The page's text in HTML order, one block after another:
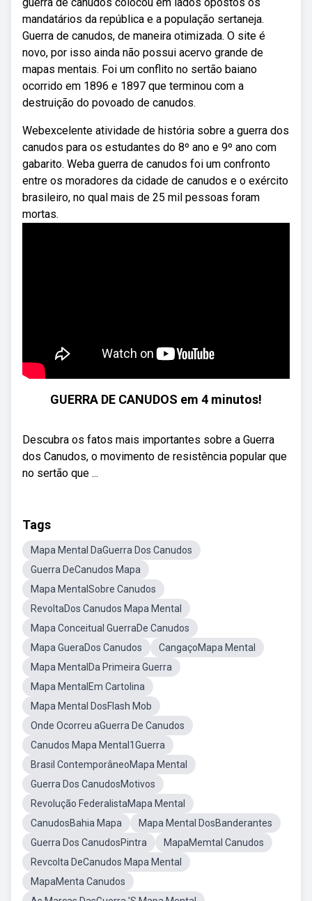
mandatários da república e a população sertaneja.
Guerra de canudos, de maneira otimizada. O site é
novo, por isso ainda não possui acervo grande de
mapas mentais. Foi um conflito no sertão baiano
ocorrido em 1896 e 1897 que terminou com a
destruição do povoado de canudos.
Webexcelente atividade de história sobre a guerra dos
canudos para os estudantes do 8º ano e 9º ano com
gabarito. Weba guerra de canudos foi um confronto
entre os moradores da cidade de canudos e o exército
brasileiro, no qual mais de 25 mil pessoas foram
mortas.
GUERRA DE CANUDOS em 4 minutos!
Descubra os fatos mais importantes sobre a Guerra
dos Canudos, o movimento de resistência popular que
no sertão que ...
Tags
Mapa Mental DaGuerra Dos Canudos
Guerra DeCanudos Mapa
Mapa MentalSobre Canudos
RevoltaDos Canudos Mapa Mental
Mapa Conceitual GuerraDe Canudos
Mapa GueraDos Canudos
CangaçoMapa Mental
Mapa MentalDa Primeira Guerra
Mapa MentalEm Cartolina
Mapa Mental DosFlash Mob
Onde Ocorreu aGuerra De Canudos
Canudos Mapa Mental1Guerra
Brasil ContemporâneoMapa Mental
Guerra Dos CanudosMotivos
Revolução FederalistaMapa Mental
CanudosBahia Mapa
Mapa Mental DosBanderantes
Guerra Dos CanudosPintra
MapaMemtal Canudos
Revcolta DeCanudos Mapa Mental
MapaMenta Canudos